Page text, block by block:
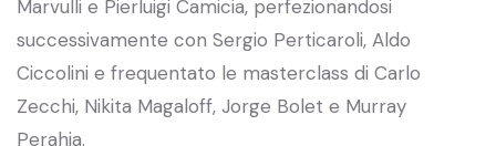
Marvulli e Pierluigi Camicia, perfezionandosi
successivamente con Sergio Perticaroli, Aldo
Ciccolini e frequentato le masterclass di Carlo
Zecchi, Nikita Magaloff, Jorge Bolet e Murray
Perahia.